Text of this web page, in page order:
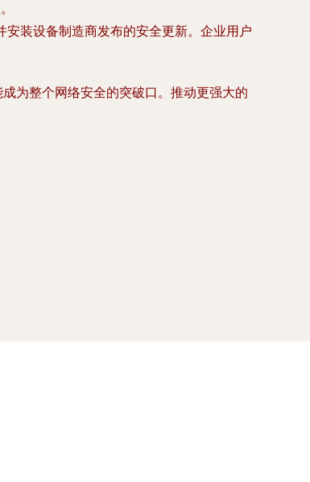
装设备制造商发布的安全更新。企业用户
为整个网络安全的突破口。推动更强大的